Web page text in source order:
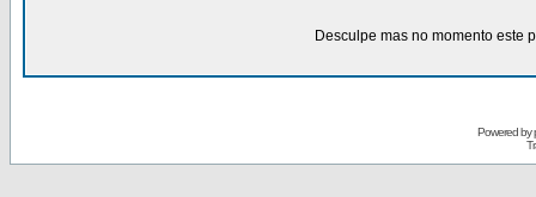
Desculpe mas no momento este
Powered by